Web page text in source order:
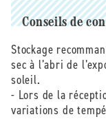
Conseils de
Stockage
sec à l’abri de
soleil.
- Lors de la
variations de